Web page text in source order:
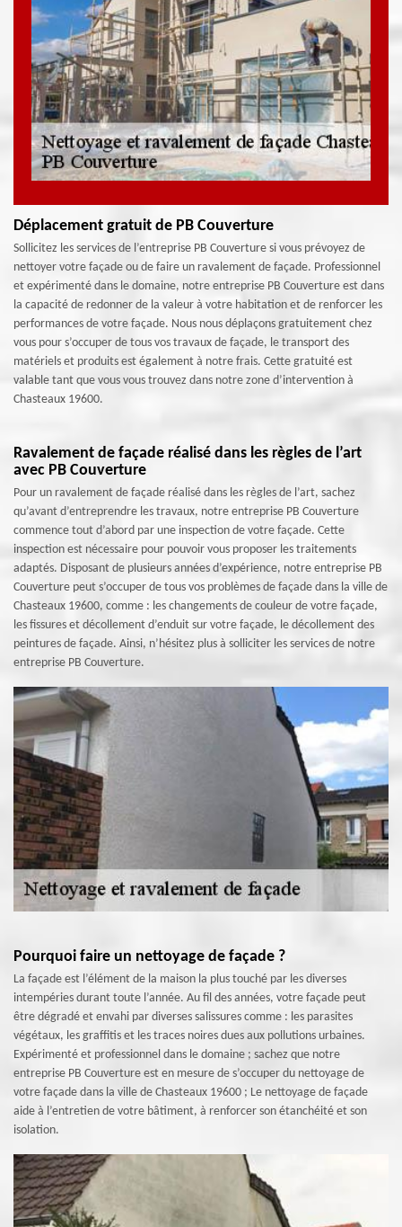
Déplacement gratuit de PB Couverture
Sollicitez les services de l’entreprise PB Couverture si vous prévoyez de
nettoyer votre façade ou de faire un ravalement de façade. Professionnel
et expérimenté dans le domaine, notre entreprise PB Couverture est dans
la capacité de redonner de la valeur à votre habitation et de renforcer les
performances de votre façade. Nous nous déplaçons gratuitement chez
vous pour s’occuper de tous vos travaux de façade, le transport des
matériels et produits est également à notre frais. Cette gratuité est
valable tant que vous vous trouvez dans notre zone d’intervention à
Chasteaux 19600.
Ravalement de façade réalisé dans les règles de l’art
avec PB Couverture
Pour un ravalement de façade réalisé dans les règles de l’art, sachez
qu’avant d’entreprendre les travaux, notre entreprise PB Couverture
commence tout d’abord par une inspection de votre façade. Cette
inspection est nécessaire pour pouvoir vous proposer les traitements
adaptés. Disposant de plusieurs années d’expérience, notre entreprise PB
Couverture peut s’occuper de tous vos problèmes de façade dans la ville de
Chasteaux 19600, comme : les changements de couleur de votre façade,
les fissures et décollement d’enduit sur votre façade, le décollement des
peintures de façade. Ainsi, n’hésitez plus à solliciter les services de notre
entreprise PB Couverture.
Pourquoi faire un nettoyage de façade ?
La façade est l’élément de la maison la plus touché par les diverses
intempéries durant toute l’année. Au fil des années, votre façade peut
être dégradé et envahi par diverses salissures comme : les parasites
végétaux, les graffitis et les traces noires dues aux pollutions urbaines.
Expérimenté et professionnel dans le domaine ; sachez que notre
entreprise PB Couverture est en mesure de s’occuper du nettoyage de
votre façade dans la ville de Chasteaux 19600 ; Le nettoyage de façade
aide à l’entretien de votre bâtiment, à renforcer son étanchéité et son
isolation.